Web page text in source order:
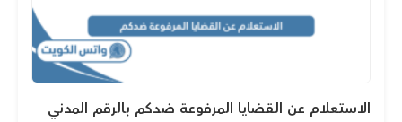
الاستعلام عن القضايا المرفوعة ضدكم بالرقم المدني